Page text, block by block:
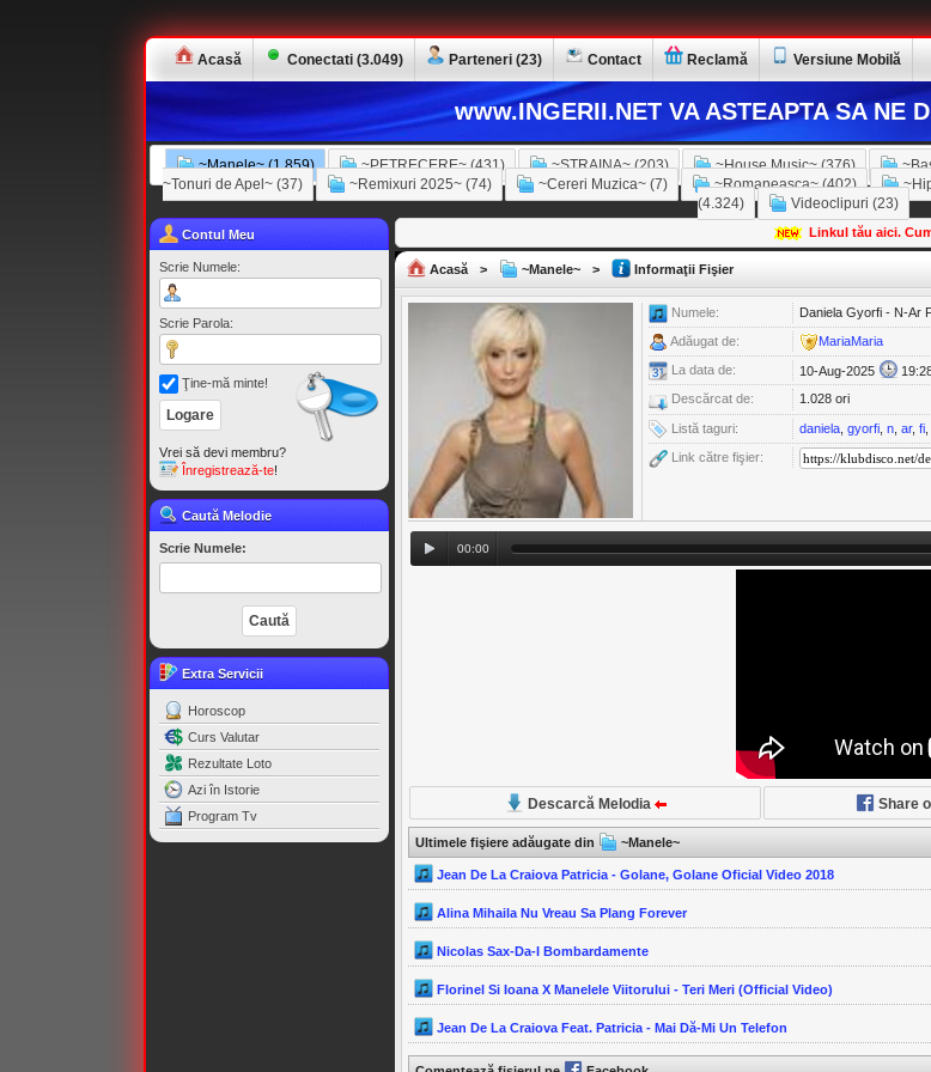
Acasă Conectati (3.049) Parteneri (23) Contact Reclamă Versiune Mobilă
www.INGERII.NET VA ASTEAPTA SA NE
~Manele~ (1.859) ~PETRECERE~ (431) ~STRAINA~ (203) ~House Music~ (376)
~Tonuri de Apel~ (37)
~Remixuri 2025~ (74) ~Cereri Muzica~ (7) ~Romaneasca~ (402)
(4.324)
Videoclipuri (23)
Contul Meu
Scrie Numele:
Scrie Parola:
Ţine-mă minte!
Vrei să devi membru?
Înregistrează-te!
Caută Melodie
Scrie Numele:
Extra Servicii
Horoscop
Curs Valutar
Rezultate Loto
Azi în Istorie
Program Tv
Linkul tău aici.
Acasă > ~Manele~ > Informaţii Fişier
Numele: Daniela Gyorfi - N-Ar
Adăugat de: MariaMaria
La data de: 10-Aug-2025
Descărcat de:
1.028 ori
Listă taguri: daniela gyorfi n ar, fi
Link către fişier:
00:00
Descarcă Melodia Share
Ultimele fişiere adăugate din ~Manele~
Jean De La Craiova Patricia - Golane, Golane Oficial Video 2018
Alina Mihaila Nu Vreau Sa Plang Forever
Nicolas Sax-Da-I Bombardamente
Florinel Si Ioana X Manelele Viitorului - Teri Meri (Official Video)
Jean De La Craiova Feat. Patricia - Mai Dă-Mi Un Telefon